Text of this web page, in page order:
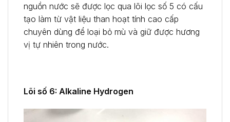
nguồn nước sẽ được lọc qua lõi lọc số 5 có cấu
tạo làm từ vật liệu than hoạt tính cao cấp
chuyên dùng để loại bỏ mù và giữ được hương
vị tự nhiên trong nước.
Lõi số 6: Alkaline Hydrogen